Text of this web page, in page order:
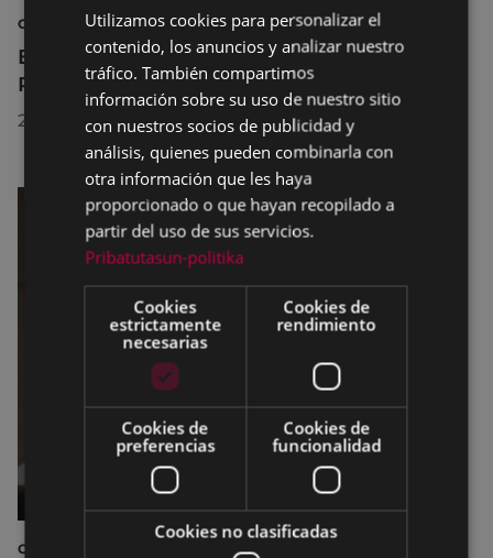
CULTURA
El Museo de la Industria Armera recibe el
Premio Delta Cultura a la Trayectoria 2026
23/07/2026
CINE AL AIRE LIBRE
BASQUE
SPANISH
Utilizamos cookies para personalizar el
contenido, los anuncios y analizar nuestro
tráfico. También compartimos
información sobre su uso de nuestro sitio
con nuestros socios de publicidad y
análisis, quienes pueden combinarla con
otra información que les haya
proporcionado o que hayan recopilado a
partir del uso de sus servicios.
Pribatutasun-politika
Cookies
estrictamente
necesarias
Cookies de
rendimiento
Cookies de
preferencias
Cookies de
funcionalidad
Cookies no clasificadas